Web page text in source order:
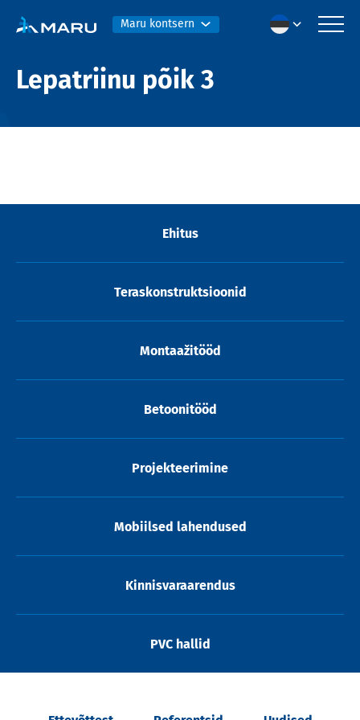
Maru kontsern
Lepatriinu põik 3
Ehitus
Teraskonstruktsioonid
Montaažitööd
Betoonitööd
Projekteerimine
Mobiilsed lahendused
Kinnisvaraarendus
PVC hallid